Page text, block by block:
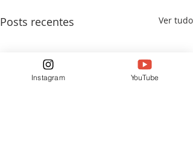
Posts recentes Ver tudo
Instagram YouTube